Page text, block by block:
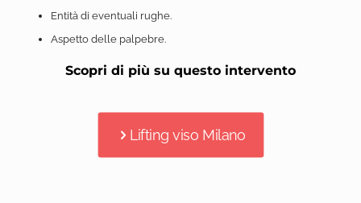
Entità di eventuali rughe.
Aspetto delle palpebre.
Scopri di più su questo intervento
Lifting viso Milano